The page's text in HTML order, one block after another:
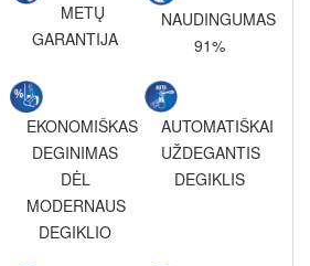
METŲ
GARANTIJA
NAUDINGUMAS
91%
EKONOMIŠKAS
DEGINIMAS
DĖL
MODERNAUS
DEGIKLIO
AUTOMATIŠKAI
UŽDEGANTIS
DEGIKLIS